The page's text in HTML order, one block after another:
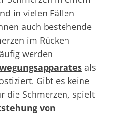
in vielen Fällen
auch bestehende
im Rücken
werden
als
Gibt es keine
die Schmerzen, spielt
von